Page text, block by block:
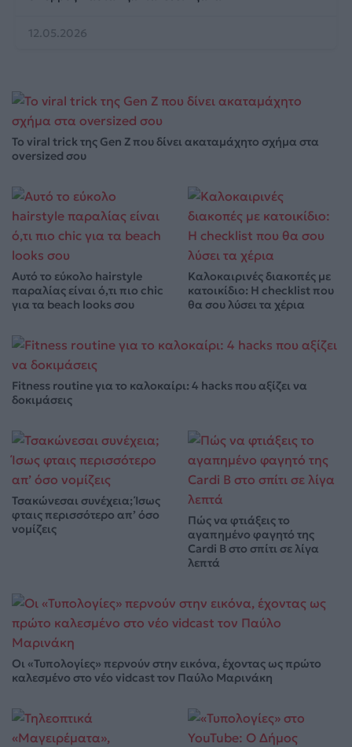
12.05.2026
Το viral trick της Gen Z που δίνει ακαταμάχητο σχήμα στα
oversized σου
Αυτό το εύκολο hairstyle
παραλίας είναι ό,τι πιο chic
για τα beach looks σου
Καλοκαιρινές διακοπές με
κατοικίδιο: Η checklist που
θα σου λύσει τα χέρια
Fitness routine για το καλοκαίρι: 4 hacks που αξίζει να
δοκιμάσεις
Τσακώνεσαι συνέχεια; Ίσως
φταις περισσότερο απ’ όσο
νομίζεις
Πώς να φτιάξεις το
αγαπημένο φαγητό της
Cardi B στο σπίτι σε λίγα
λεπτά
Οι «Τυπολογίες» περνούν στην εικόνα, έχοντας ως πρώτο
καλεσμένο στο νέο vidcast τον Παύλο Μαρινάκη